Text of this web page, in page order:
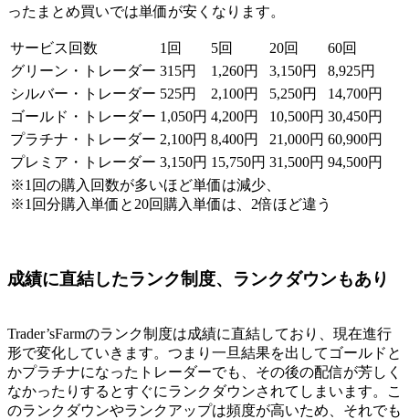
ったまとめ買いでは単価が安くなります。
サービス回数 1回 5回 20回
60回
グリーン・トレーダー 315円 1,260円 3,150円
8,925円
シルバー・トレーダー 525円 2,100円 5,250円
14,700円
ゴールド・トレーダー 1,050円 4,200円 10,500円 30,450円
プラチナ・トレーダー 2,100円 8,400円 21,000円 60,900円
プレミア・トレーダー 3,150円 15,750円 31,500円 94,500円
※1回の購入回数が多いほど単価は減少、
※1回分購入単価と20回購入単価は、2倍ほど違う
成績に直結したランク制度、ランクダウンもあり
Trader’sFarmのランク制度は成績に直結しており、現在進行
形で変化していきます。つまり一旦結果を出してゴールドと
かプラチナになったトレーダーでも、その後の配信が芳しく
なかったりするとすぐにランクダウンされてしまいます。こ
のランクダウンやランクアップは頻度が高いため、それでも